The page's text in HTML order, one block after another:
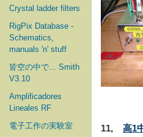
Crystal ladder filters
RigPix Database -
Schematics,
manuals 'n' stuff
皆空の中で... Smith
V3.10
Amplificadores
Lineales RF
電子工作の実験室
11, 高1